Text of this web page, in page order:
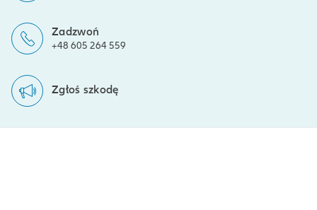
Zadzwoń
+48 605 264 559
Zgłoś szkodę